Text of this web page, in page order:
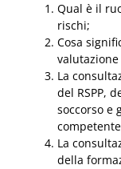
Qual è il
rischi;
Cosa
La
del RSPP,
soccorso e
La
della